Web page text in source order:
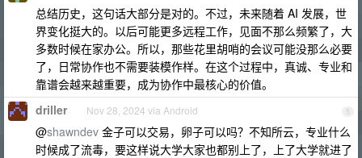
总结历史，这句话大部分是对的。不过，未来随着 AI 发展，世
界变化挺大的。以后可能更多远程工作，见面不那么频繁了，大
多数时候在家办公。所以，那些花里胡哨的会议可能没那么必要
了，日常协作也不需要装模作样。在这个过程中，真诚、专业和
靠谱会越来越重要，成为协作中最核心的价值。
5
driller Nov 28, 2024 via Android
@shawndev 金子可以交易，卵子可以吗？不知所云，专业什么
时候成了流毒，要这样说大学大家也都别上了，上了大学就进了